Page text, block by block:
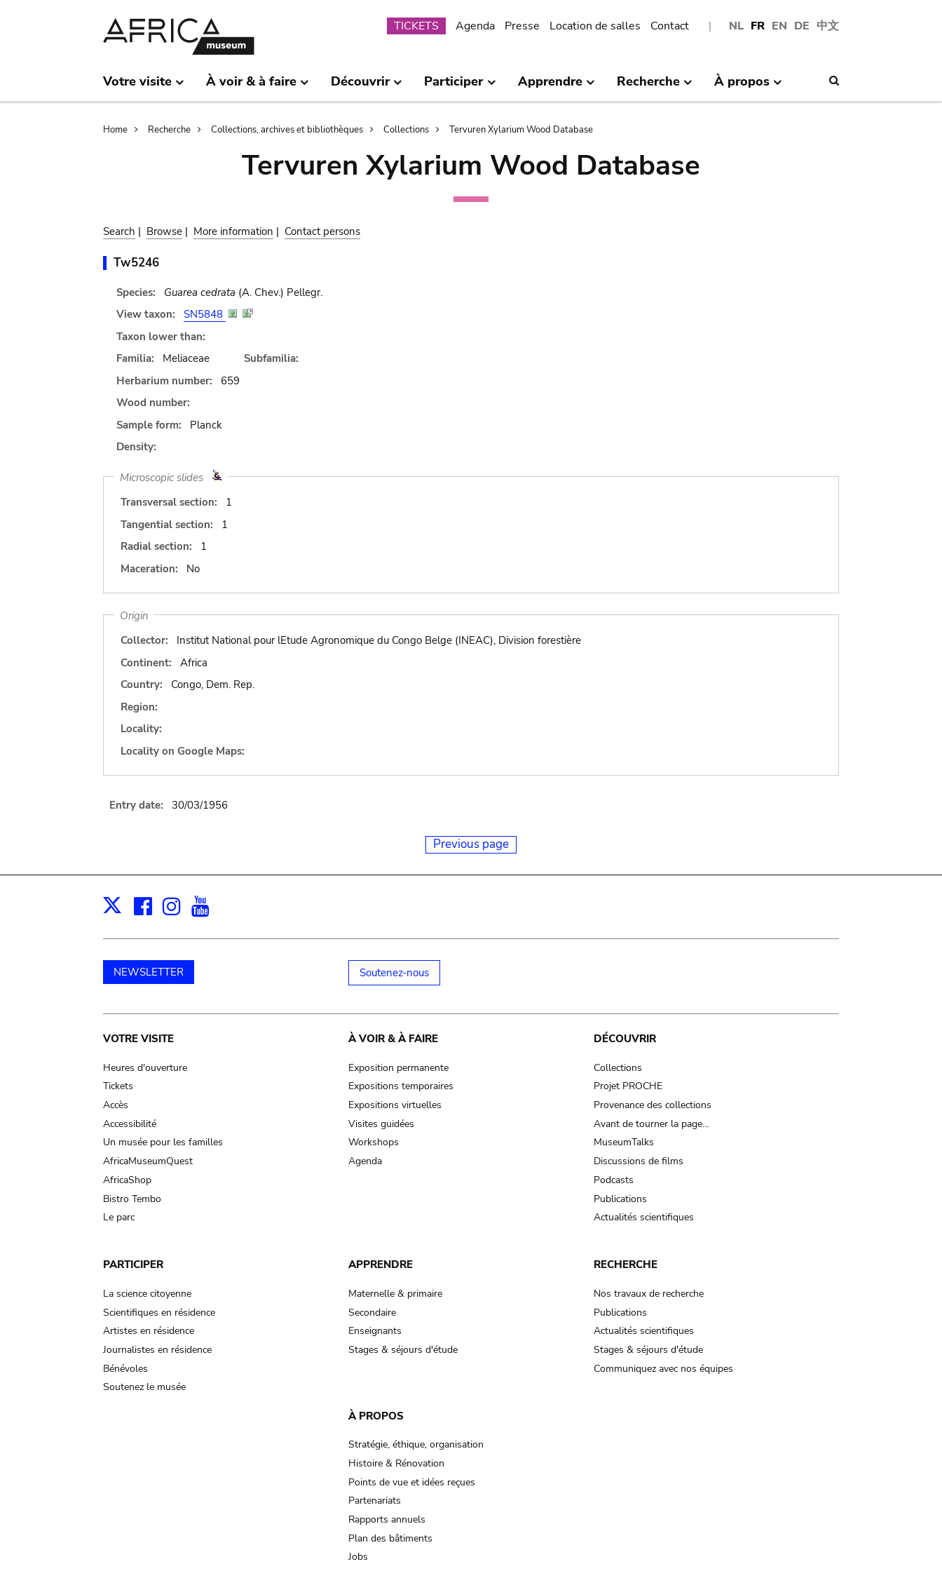
NL FR EN DE 中文
Submenu
TICKETS Agenda Presse Location de salles Contact
Votre visite À voir & à faire Découvrir Participer Apprendre Recherche À propos
Breadcrumb
Home Recherche Collections, archives et bibliothèques Collections Tervuren Xylarium Wood Database
Tervuren Xylarium Wood Database
Search | Browse | More information | Contact persons
Tw5246
Species: Guarea cedrata (A. Chev.) Pellegr.
View taxon:
SN5848
Taxon lower than:
Familia:
Meliaceae
Subfamilia:
Herbarium number:
659
Wood number:
Sample form:
Planck
Density:
Microscopic slides
Transversal section:
1
Tangential section:
1
Radial section:
1
Maceration:
No
Origin
Collector:
Institut National pour lEtude Agronomique du Congo Belge (INEAC), Division forestière
Continent:
Africa
Country:
Congo, Dem. Rep.
Region:
Locality:
Locality on Google Maps:
Entry date: 30/03/1956
Previous page
X Facebook
Instagram
NEWSLETTER Soutenez-nous
Main
navigation
VOTRE VISITE
Heures d'ouverture
Tickets
Accès
Accessibilité
Un musée pour les familles
AfricaMuseumQuest
AfricaShop
Bistro Tembo
Le parc
À VOIR & À FAIRE
Exposition permanente
Expositions temporaires
Expositions virtuelles
Visites guidées
Workshops
Agenda
DÉCOUVRIR
Collections
Projet PROCHE
Provenance des collections
Avant de tourner la page…
MuseumTalks
Discussions de films
Podcasts
Publications
Actualités scientifiques
PARTICIPER
La science citoyenne
Scientifiques en résidence
Artistes en résidence
Journalistes en résidence
Bénévoles
Soutenez le musée
APPRENDRE
Maternelle & primaire
Secondaire
Enseignants
Stages & séjours d'étude
RECHERCHE
Nos travaux de recherche
Publications
Actualités scientifiques
Stages & séjours d'étude
Communiquez avec nos équipes
À PROPOS
Stratégie, éthique, organisation
Histoire & Rénovation
Points de vue et idées reçues
Partenariats
Rapports annuels
Plan des bâtiments
Jobs